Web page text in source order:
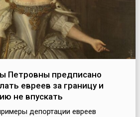
Петровны предписано
евреев за границу и
не впускать
депортации евреев